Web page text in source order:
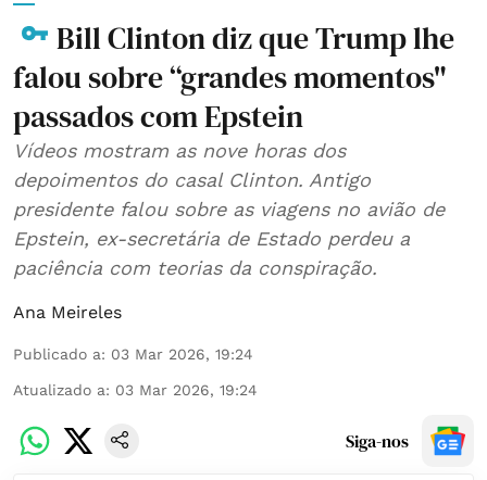
Bill Clinton diz que Trump lhe
falou sobre “grandes momentos"
passados com Epstein
Vídeos mostram as nove horas dos
depoimentos do casal Clinton. Antigo
presidente falou sobre as viagens no avião de
Epstein, ex-secretária de Estado perdeu a
paciência com teorias da conspiração.
Ana Meireles
Publicado a: 03 Mar 2026, 19:24
Atualizado a: 03 Mar 2026, 19:24
Siga-nos